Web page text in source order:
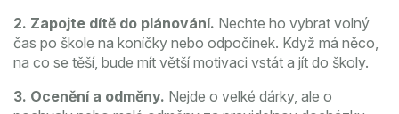
2. Zapojte dítě do plánování. Nechte ho vybrat volný
čas po škole na koníčky nebo odpočinek. Když má něco,
na co se těší, bude mít větší motivaci vstát a jít do školy.
3. Ocenění a odměny. Nejde o velké dárky, ale o